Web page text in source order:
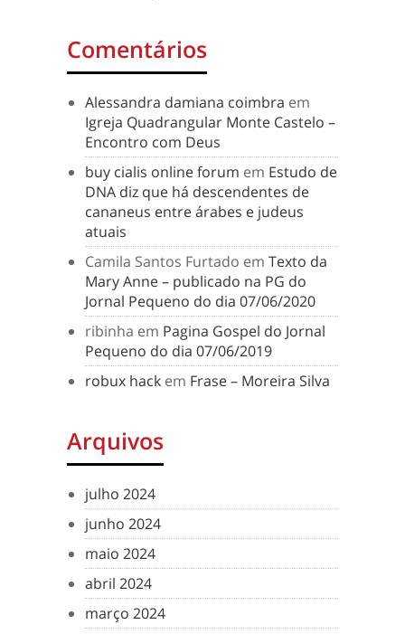
Comentários
Alessandra damiana coimbra em
Igreja Quadrangular Monte Castelo –
Encontro com Deus
buy cialis online forum em Estudo de
DNA diz que há descendentes de
cananeus entre árabes e judeus
atuais
Camila Santos Furtado em Texto da
Mary Anne – publicado na PG do
Jornal Pequeno do dia 07/06/2020
ribinha em Pagina Gospel do Jornal
Pequeno do dia 07/06/2019
robux hack em Frase – Moreira Silva
Arquivos
julho 2024
junho 2024
maio 2024
abril 2024
março 2024